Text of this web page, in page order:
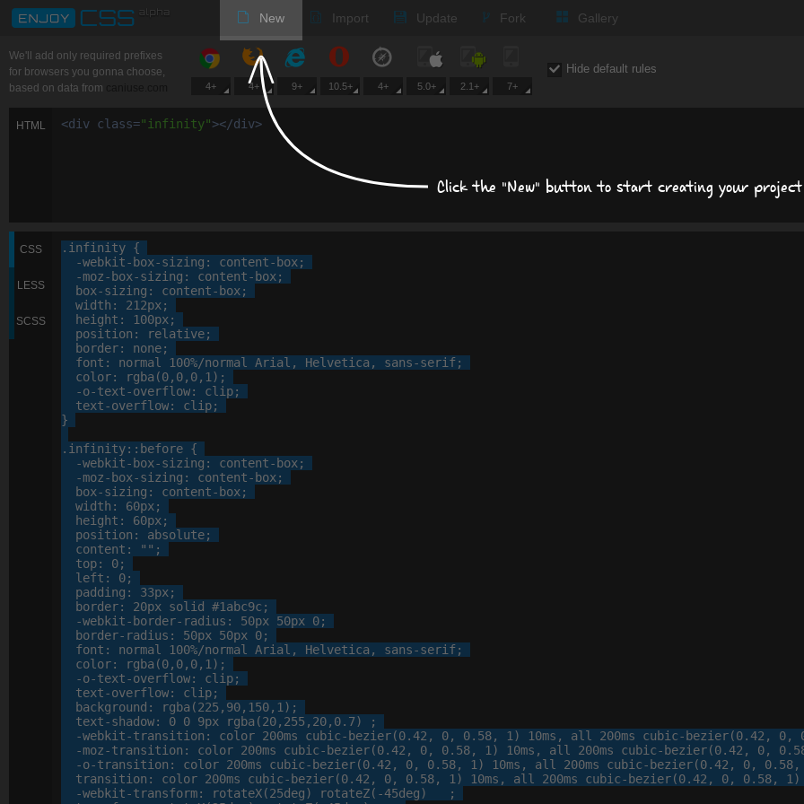
New Import Update Fork Gallery
Click the "New" button to start creating your project
We'll add only required prefixes
for browsers you gonna choose,
based on data from
4+ 4+ 9+ 10.5+ 4+ 5.0+ 2.1+ 7+
Hide default rules
HTML <div class=" infinity"></div>
CSS
LESS
SCSS
.infinity {
-webkit- box-sizing : content-box;
-moz- box-sizing : content-box;
box-sizing : content-box;
width : 212px;
height : 100px;
position : relative;
border: none;
font : normal 100%/normal Arial, Helvetica , sans-serif;
color: rgba (0, 0, 0, 1 );
-o-text-overflow: clip;
text-overflow: clip;
}
.infinity: :before {
-webkit- box-sizing : content-box;
-moz- box-sizing : content-box;
box-sizing : content-box;
width : 60px;
height : 60px;
position : absolute;
content : "" ;
top: 0;
left : 0;
padding : 33px;
border: 20px solid #1abc9c ;
-webkit- border-radius : 50px 50px 0;
border-radius : 50px 50px 0;
font : normal 100%/normal Arial, Helvetica , sans-serif;
color: rgba (0, 0, 0, 1 );
-o-text-overflow: clip;
text-overflow: clip;
background : rgba (225, 90, 150, 1 );
text-shadow: 0 0 9px rgba(20, 255, 20, 0. 7) ;
-webkit-transition : color 200ms cubic-bezier(0.42 , 0, 0. 58, 1 ) 10ms, all 200ms cubic-bezier(0.42 , 0,
-moz-transition : color 200ms cubic-bezier(0.42 , 0, 0. 58, 1 ) 10ms, all 200ms cubic-bezier(0.42 , 0, 0.
-o-transition : color 200ms cubic-bezier(0.42 , 0, 0. 58, 1 ) 10ms, all 200ms cubic-bezier(0.42 , 0, 0. 58,
transition : color 200ms cubic-bezier(0.42 , 0, 0. 58, 1 ) 10ms, all 200ms cubic-bezier(0.42 , 0, 0. 58, 1 )
-webkit-transform: rotateX(25deg) rotateZ(-45deg)   ;